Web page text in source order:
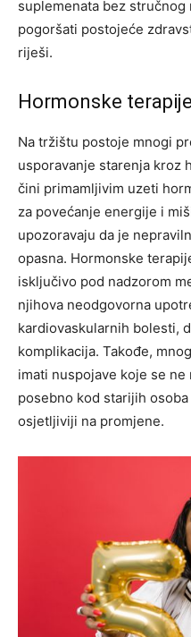
suplemenata bez stručnog
pogoršati postojeće
riješi.
Hormonske
Na tržištu postoje mnogi
usporavanje starenja kroz
čini primamljivim uzeti
za povećanje energije i
upozoravaju da je
opasna. Hormonske
isključivo pod nadzorom
njihova neodgovorna
kardiovaskularnih bolesti,
komplikacija. Takođe,
imati nuspojave koje se
posebno kod starijih
osjetljiviji na promjene.